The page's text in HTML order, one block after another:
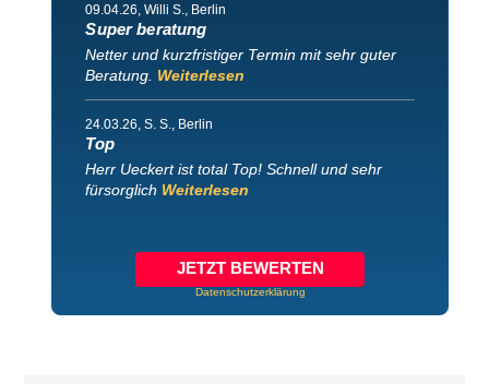
09.04.26 , Willi S., Berlin
Super beratung
Netter und kurzfristiger Termin mit sehr guter
Beratung. Weiterlesen
24.03.26 , S. S., Berlin
Top
Herr Ueckert ist total Top! Schnell und sehr
fürsorglich Weiterlesen
JETZT BEWERTEN
Datenschutzerklärung